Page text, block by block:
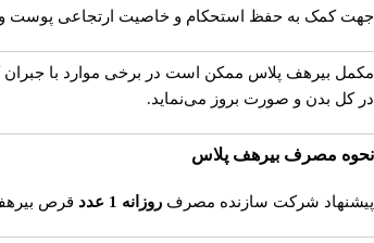
جهت کمک به حفظ استحکام و خاصیت ارتجاعی پوست
مکمل بیرهف پلاس ممکن است در برخی موارد با جبران
در کل بدن و صورت بروز می‌نماید.
نحوه مصرف بیرهف پلاس
پیشنهاد شرکت سازنده مصرف روزانه 1 عدد قرص